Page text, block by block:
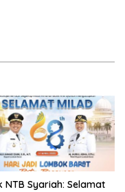
NTB Syariah: Selamat